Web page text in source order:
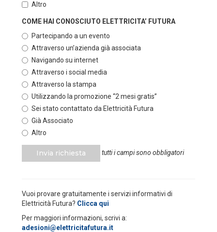
Altro
COME HAI CONOSCIUTO ELETTRICITA’ FUTURA
Partecipando a un evento
Attraverso un’azienda già associata
Navigando su internet
Attraverso i social media
Attraverso la stampa
Utilizzando la promozione “2 mesi gratis”
Sei stato contattato da Elettricità Futura
Già Associato
Altro
Invia richiesta tutti i campi sono obbligatori
Vuoi provare gratuitamente i servizi informativi di
Elettricità Futura? Clicca qui
Per maggiori informazioni, scrivi a:
adesioni@elettricitafutura.it